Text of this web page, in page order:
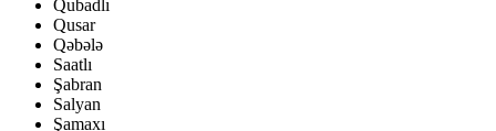
Qubadlı
Qusar
Qəbələ
Saatlı
Şabran
Salyan
Şamaxı